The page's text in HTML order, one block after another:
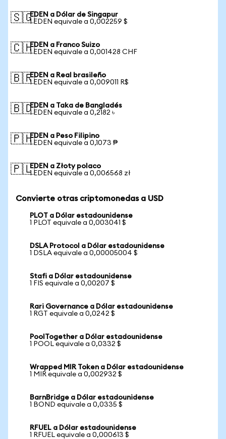
🇸🇬EDEN a Dólar de Singapur
1 EDEN equivale a 0,002259 $
🇨🇭EDEN a Franco Suizo
1 EDEN equivale a 0,001428 CHF
🇧🇷EDEN a Real brasileño
1 EDEN equivale a 0,009011 R$
🇧🇩EDEN a Taka de Bangladés
1 EDEN equivale a 0,2182 ৳
🇵🇭EDEN a Peso Filipino
1 EDEN equivale a 0,1073 ₱
🇵🇱EDEN a Złoty polaco
1 EDEN equivale a 0,006568 zł
Convierte otras criptomonedas a USD
PLOT a Dólar estadounidense
1 PLOT equivale a 0,003041 $
DSLA Protocol a Dólar estadounidense
1 DSLA equivale a 0,00005004 $
Stafi a Dólar estadounidense
1 FIS equivale a 0,00207 $
Rari Governance a Dólar estadounidense
1 RGT equivale a 0,0242 $
PoolTogether a Dólar estadounidense
1 POOL equivale a 0,0332 $
Wrapped MIR Token a Dólar estadounidense
1 MIR equivale a 0,002932 $
BarnBridge a Dólar estadounidense
1 BOND equivale a 0,0335 $
RFUEL a Dólar estadounidense
1 RFUEL equivale a 0,000613 $